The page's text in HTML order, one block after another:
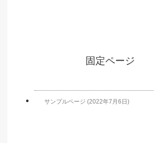
固定ページ
サンプルページ (2022年7月6日)